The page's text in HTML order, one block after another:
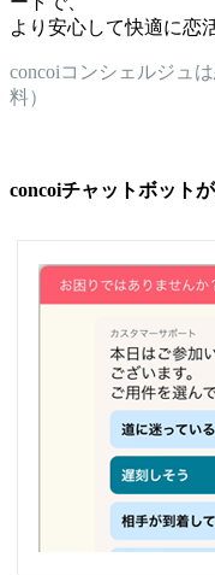
より安心して快適に恋
concoiコンシェルジュ
料）
concoiチャットボット